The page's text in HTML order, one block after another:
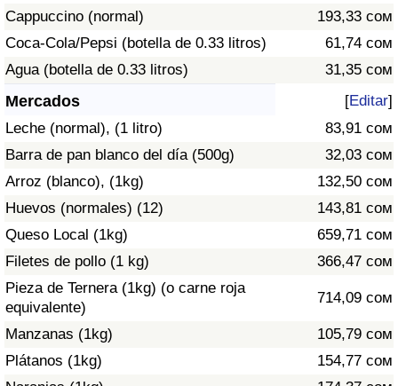
Cappuccino (normal)
193,33 сом
Coca-Cola/Pepsi (botella de 0.33 litros)
61,74 сом
Agua (botella de 0.33 litros)
31,35 сом
Mercados [Editar]
Leche (normal), (1 litro)
83,91 сом
Barra de pan blanco del día (500g)
32,03 сом
Arroz (blanco), (1kg)
132,50 сом
Huevos (normales) (12)
143,81 сом
Queso Local (1kg)
659,71 сом
Filetes de pollo (1 kg)
366,47 сом
Pieza de Ternera (1kg) (o carne roja
equivalente)
714,09 сом
Manzanas (1kg)
105,79 сом
Plátanos (1kg)
154,77 сом
Índice de criminalidad por país
Sanidad
Índice de Sanidad (Actual)
Índice de Sanidad por País
Contaminación
Índice de Contaminación (Actual)
Índice de contaminación